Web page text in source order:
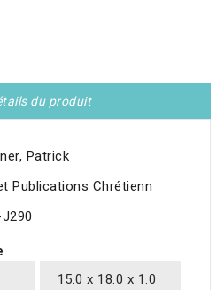
du produit
Patrick
Publications Chrétienn
15.0 x 18.0 x 1.0